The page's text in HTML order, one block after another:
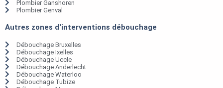
Plombier Ganshoren
Plombier Genval
Autres zones d'interventions débouchage
Débouchage Bruxelles
Débouchage Ixelles
Débouchage Uccle
Débouchage Anderlecht
Débouchage Waterloo
Débouchage Tubize